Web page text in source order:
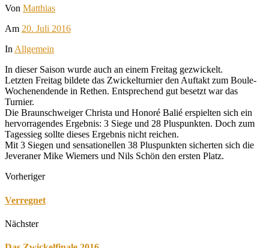
Von Matthias
Am 20. Juli 2016
In Allgemein
In dieser Saison wurde auch an einem Freitag gezwickelt.
Letzten Freitag bildete das Zwickelturnier den Auftakt zum Boule-
Wochenendende in Rethen. Entsprechend gut besetzt war das
Turnier.
Die Braunschweiger Christa und Honoré Balié erspielten sich ein
hervorragendes Ergebnis: 3 Siege und 28 Pluspunkten. Doch zum
Tagessieg sollte dieses Ergebnis nicht reichen.
Mit 3 Siegen und sensationellen 38 Pluspunkten sicherten sich die
Jeveraner Mike Wiemers und Nils Schön den ersten Platz.
Vorheriger
Verregnet
Nächster